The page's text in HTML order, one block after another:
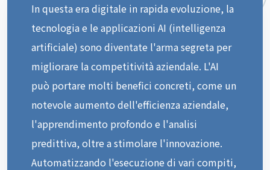
In questa era digitale in rapida evoluzione, la
tecnologia e le applicazioni AI (intelligenza
artificiale) sono diventate l'arma segreta per
migliorare la competitività aziendale. L'AI
può portare molti benefici concreti, come un
notevole aumento dell'efficienza aziendale,
l'apprendimento profondo e l'analisi
predittiva, oltre a stimolare l'innovazione.
Automatizzando l'esecuzione di vari compiti,